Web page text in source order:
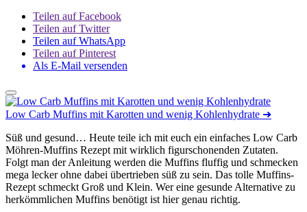
Teilen auf Facebook
Teilen auf Twitter
Teilen auf WhatsApp
Teilen auf Pinterest
Als E-Mail versenden
Low Carb Muffins mit Karotten und wenig Kohlenhydrate ➜
Süß und gesund… Heute teile ich mit euch ein einfaches Low Carb
Möhren-Muffins Rezept mit wirklich figurschonenden Zutaten.
Folgt man der Anleitung werden die Muffins fluffig und schmecken
mega lecker ohne dabei übertrieben süß zu sein. Das tolle Muffins-
Rezept schmeckt Groß und Klein. Wer eine gesunde Alternative zu
herkömmlichen Muffins benötigt ist hier genau richtig.